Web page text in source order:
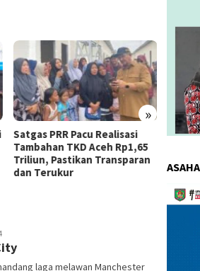
»
Kemnaker Berhasil Mediasi
Perselisihan PHK PT Amos
Indah Indonesia Perselisihan
PHK PT Amos Indah Indonesia
The
laga melawan Manchester
Video